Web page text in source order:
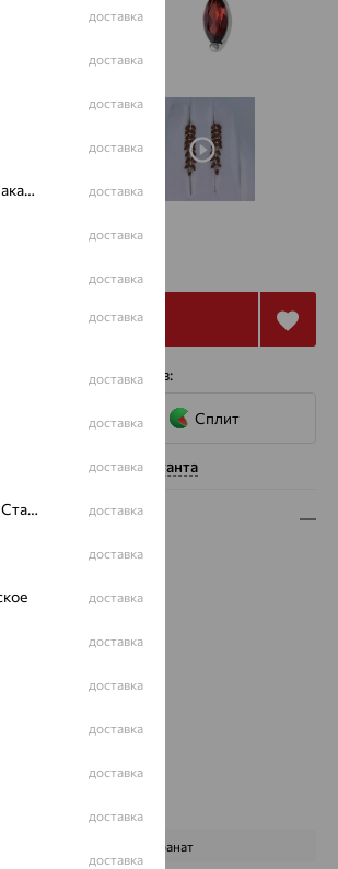
Купить
с помощью сервисов:
Сплит
помощь консультанта
вставки:
Гранат
доставка
доставка
доставка
доставка
Актюбинский, Азнакаевский район доставка
доставка
доставка
доставка
доставка
доставка
доставка
Александровское, Ставропольский край доставка
доставка
доставка
доставка
доставка
доставка
доставка
доставка
доставка